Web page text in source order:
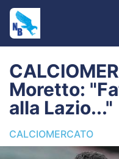
Home
News
Moretto:
alla Lazio..."
CALCIOMERCATO